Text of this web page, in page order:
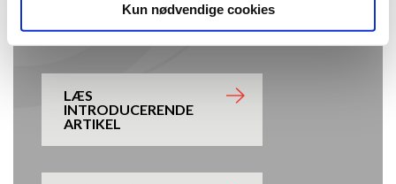
Kun nødvendige cookies
OM "LÆRER-I-ROLLE"
LÆS
INTRODUCERENDE
ARTIKEL